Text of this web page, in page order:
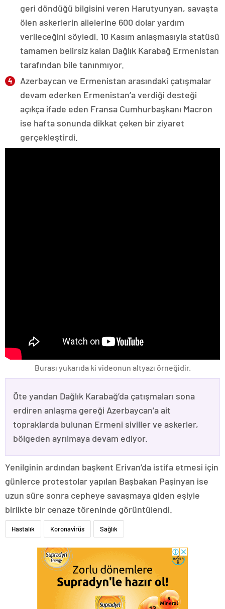
geri döndüğü bilgisini veren Harutyunyan, savaşta
ölen askerlerin ailelerine 600 dolar yardım
verileceğini söyledi. 10 Kasım anlaşmasıyla statüsü
tamamen belirsiz kalan Dağlık Karabağ Ermenistan
tarafından bile tanınmıyor.
Azerbaycan ve Ermenistan arasındaki çatışmalar
devam ederken Ermenistan’a verdiği desteği
açıkça ifade eden Fransa Cumhurbaşkanı Macron
ise hafta sonunda dikkat çeken bir ziyaret
gerçekleştirdi.
Burası yukarıda ki videonun altyazı örneğidir.
Öte yandan Dağlık Karabağ’da çatışmaları sona
erdiren anlaşma gereği Azerbaycan’a ait
topraklarda bulunan Ermeni siviller ve askerler,
bölgeden ayrılmaya devam ediyor.
Yenilginin ardından başkent Erivan’da istifa etmesi için
günlerce protestolar yapılan Başbakan Paşinyan ise
uzun süre sonra cepheye savaşmaya giden eşiyle
birlikte bir cenaze töreninde görüntülendi.
Hastalık Koronavirüs Sağlık